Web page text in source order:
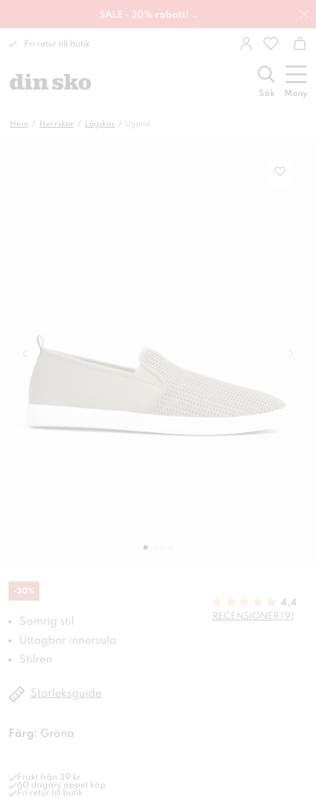
SALE - 30% rabatt! →
Fri retur till butik
Sök Meny
Hem Herrskor Lågskor Ugand
-30%
Somrig stil
Uttagbar innersula
Stilren
4.4
RECENSIONER (9)
Storleksguide
Färg: Gröna
Frakt från 39 kr
60 dagars öppet köp
Fri retur till butik